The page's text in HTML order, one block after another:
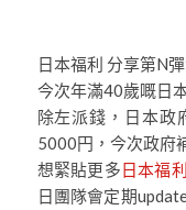
日本福利 分享第N彈
今次年滿40歲嘅日
除左派錢，日本政
5000円，今次政府
想緊貼更多日本福
日團隊會定期